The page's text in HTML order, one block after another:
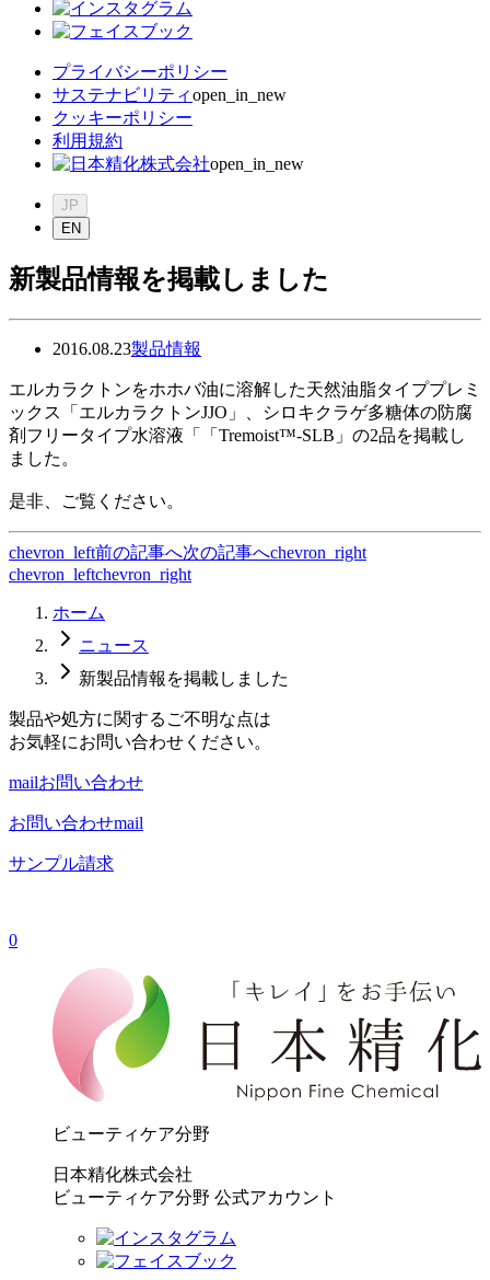
プライバシーポリシー
サステナビリティopen_in_new
クッキーポリシー
利用規約
open_in_new
JP
EN
新製品情報を掲載しました
2016.08.23製品情報
エルカラクトンをホホバ油に溶解した天然油脂タイププレミ
ックス「エルカラクトンJJO」、シロキクラゲ多糖体の防腐
剤フリータイプ水溶液「「Tremoist™-SLB」の2品を掲載し
ました。
是非、ご覧ください。
chevron_left前の記事へ次の記事へchevron_right
chevron_leftchevron_right
ホーム
ニュース
新製品情報を掲載しました
製品や処方に関するご不明な点は
お気軽にお問い合わせください。
mailお問い合わせ
お問い合わせmail
サンプル請求
0
ビューティケア分野
日本精化株式会社
ビューティケア分野 公式アカウント